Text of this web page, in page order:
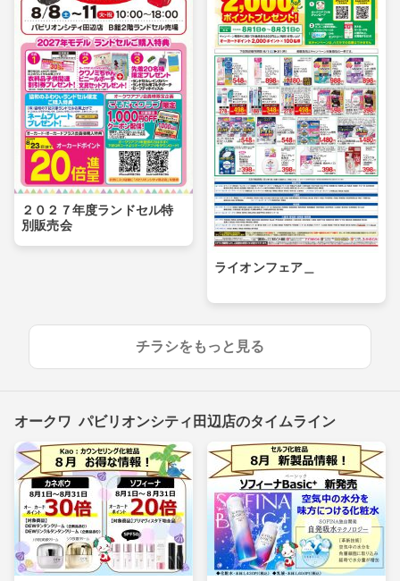
２０２７年度ランドセル特
別販売会
ライオンフェア＿
チラシをもっと見る
オークワ パビリオンシティ田辺店のタイムライン